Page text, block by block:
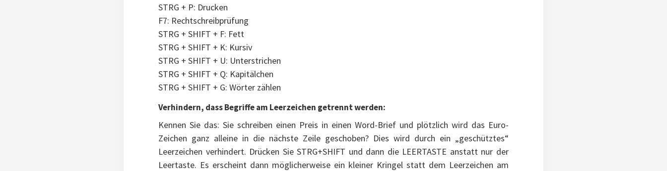
STRG + P: Drucken
F7: Rechtschreibprüfung
STRG + SHIFT + F: Fett
STRG + SHIFT + K: Kursiv
STRG + SHIFT + U: Unterstrichen
STRG + SHIFT + Q: Kapitälchen
STRG + SHIFT + G: Wörter zählen
Verhindern, dass Begriffe am Leerzeichen getrennt werden:
Kennen Sie das: Sie schreiben einen Preis in einen Word-Brief und plötzlich wird das Euro-
Zeichen ganz alleine in die nächste Zeile geschoben? Dies wird durch ein „geschütztes“
Leerzeichen verhindert. Drücken Sie STRG+SHIFT und dann die LEERTASTE anstatt nur der
Leertaste. Es erscheint dann möglicherweise ein kleiner Kringel statt dem Leerzeichen am